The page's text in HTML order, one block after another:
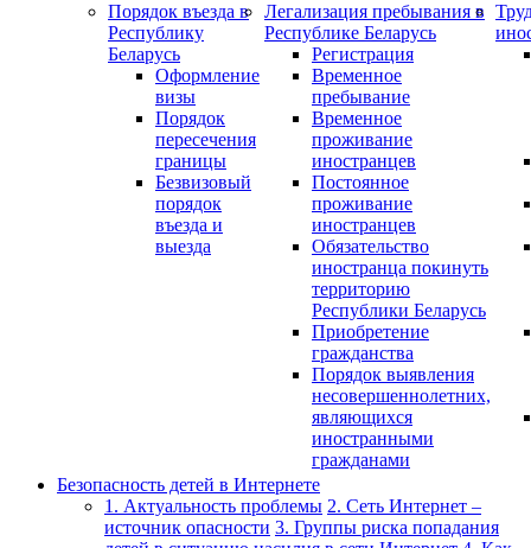
Порядок въезда в
Республику
Беларусь
Оформление
визы
Порядок
пересечения
границы
Безвизовый
порядок
въезда и
выезда
Легализация пребывания в
Республике Беларусь
Регистрация
Временное
пребывание
Временное
проживание
иностранцев
Постоянное
проживание
иностранцев
Обязательство
иностранца покинуть
территорию
Республики Беларусь
Приобретение
гражданства
Порядок выявления
несовершеннолетних,
являющихся
иностранными
гражданами
Безопасность детей в Интернете
1. Актуальность проблемы 2. Сеть Интернет –
источник опасности 3. Группы риска попадания